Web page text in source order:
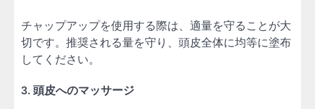
チャップアップを使用する際は、適量を守ることが大
切です。推奨される量を守り、頭皮全体に均等に塗布
してください。
3. 頭皮へのマッサージ